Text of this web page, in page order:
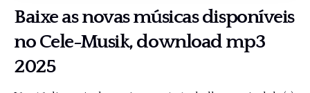
Baixe as novas músicas disponíveis
noCele-Musik, download mp3
2025